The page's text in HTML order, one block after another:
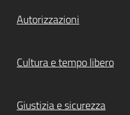
Autorizzazioni
Cultura e tempo libero
Giustizia e sicurezza